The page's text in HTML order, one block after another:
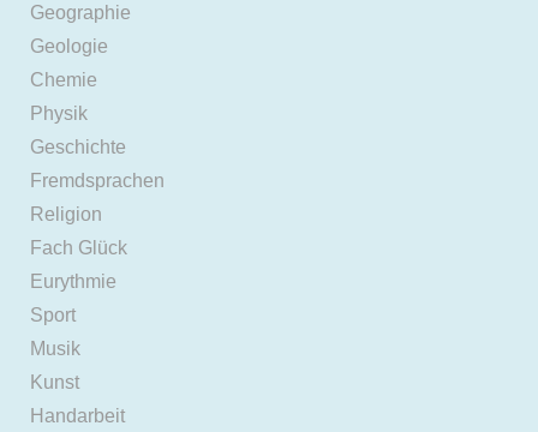
Geographie
Geologie
Chemie
Physik
Geschichte
Fremdsprachen
Religion
Fach Glück
Eurythmie
Sport
Musik
Kunst
Handarbeit